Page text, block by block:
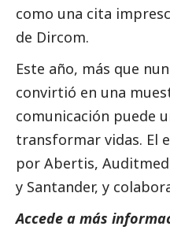
como una cita
de Dircom.
Este año, más que
convirtió en una
comunicación puede
transformar vidas. El
por Abertis,
y Santander, y
Accede a más